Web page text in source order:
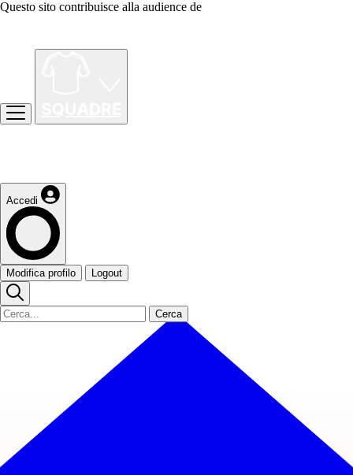
Questo sito contribuisce alla audience de
Accedi
Modifica profilo Logout
Cerca